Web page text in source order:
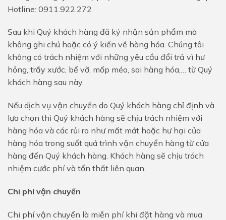
Hotline: 0911.922.272
Sau khi Quý khách hàng đã ký nhận sản phẩm mà
không ghi chú hoặc có ý kiến về hàng hóa. Chúng tôi
không có trách nhiệm với những yêu cầu đổi trả vì hư
hỏng, trầy xước, bể vỡ, mốp méo, sai hàng hóa,… từ Quý
khách hàng sau này.
Nếu dịch vụ vận chuyển do Quý khách hàng chỉ định và
lựa chọn thì Quý khách hàng sẽ chịu trách nhiệm với
hàng hóa và các rủi ro như mất mát hoặc hư hại của
hàng hóa trong suốt quá trình vận chuyển hàng từ cửa
hàng đến Quý khách hàng. Khách hàng sẽ chịu trách
nhiệm cước phí và tổn thất liên quan.
Chi phí vận chuyển
Chi phí vận chuyển là miễn phí khi đặt hàng và mua